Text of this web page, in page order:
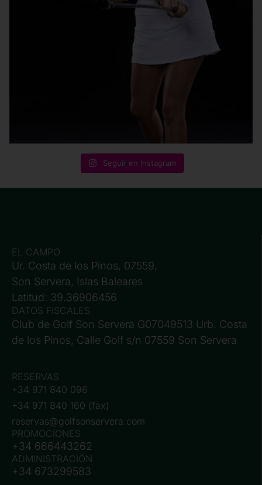
Seguir en Instagram
EL CAMPO
Ur. Costa de los Pinos, 07559,
Son Servera, Islas Baleares
Latitud: 39.36906456
DATOS FISCALES
Club de Golf Son Servera G07049513 Urb. Costa
de los Pinos, Calle Golf s/n 07559 Son Servera
RESERVAS
+34 971 840 096
+34 971 840 160 (fax)
reservas@golfsonservera.com
PROMOCIONES
+34 666443262
ADMINISTRACIÓN
+34 673299583